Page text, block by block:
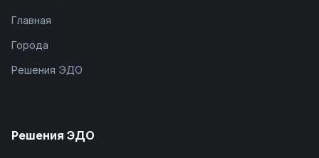
Главная
Города
Решения ЭДО
Решения ЭДО